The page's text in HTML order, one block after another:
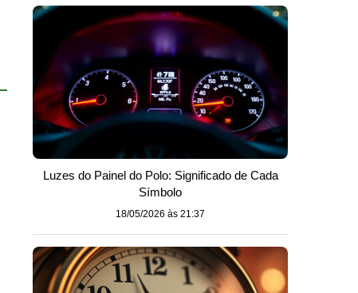
Luzes do Painel do Polo: Significado de Cada
Símbolo
18/05/2026 às 21:37